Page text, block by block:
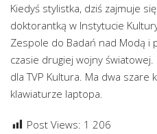
Kiedyś stylistka, dziś zajmuje
doktorantką w Instytucie
Zespole do Badań nad Modą i
czasie drugiej wojny
dla TVP Kultura. Ma dwa szare
klawiaturze laptopa.
Post Views: 1 206